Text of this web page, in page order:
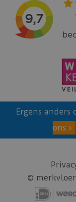
Ergens anders
ons
©